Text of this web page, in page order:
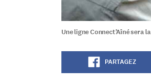
Une ligne Connect’Aîné sera
PARTAGEZ